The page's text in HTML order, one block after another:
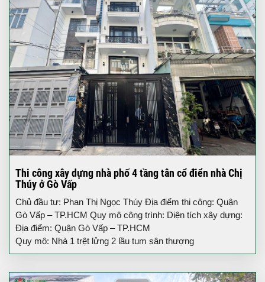
Thi công xây dựng nhà phố 4 tầng tân cổ điển nhà Chị
Thúy ở Gò Vấp
Chủ đầu tư: Phan Thị Ngọc Thúy Địa điểm thi công: Quận
Gò Vấp – TP.HCM Quy mô công trình: Diện tích xây dựng:
Địa điểm: Quận Gò Vấp – TP.HCM
Quy mô: Nhà 1 trệt lửng 2 lầu tum sân thượng